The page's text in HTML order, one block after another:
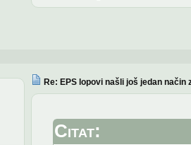
Re: EPS lopovi našli još jedan način
Citat: